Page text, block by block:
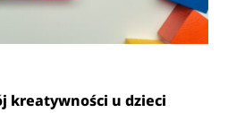
kreatywności u dzieci